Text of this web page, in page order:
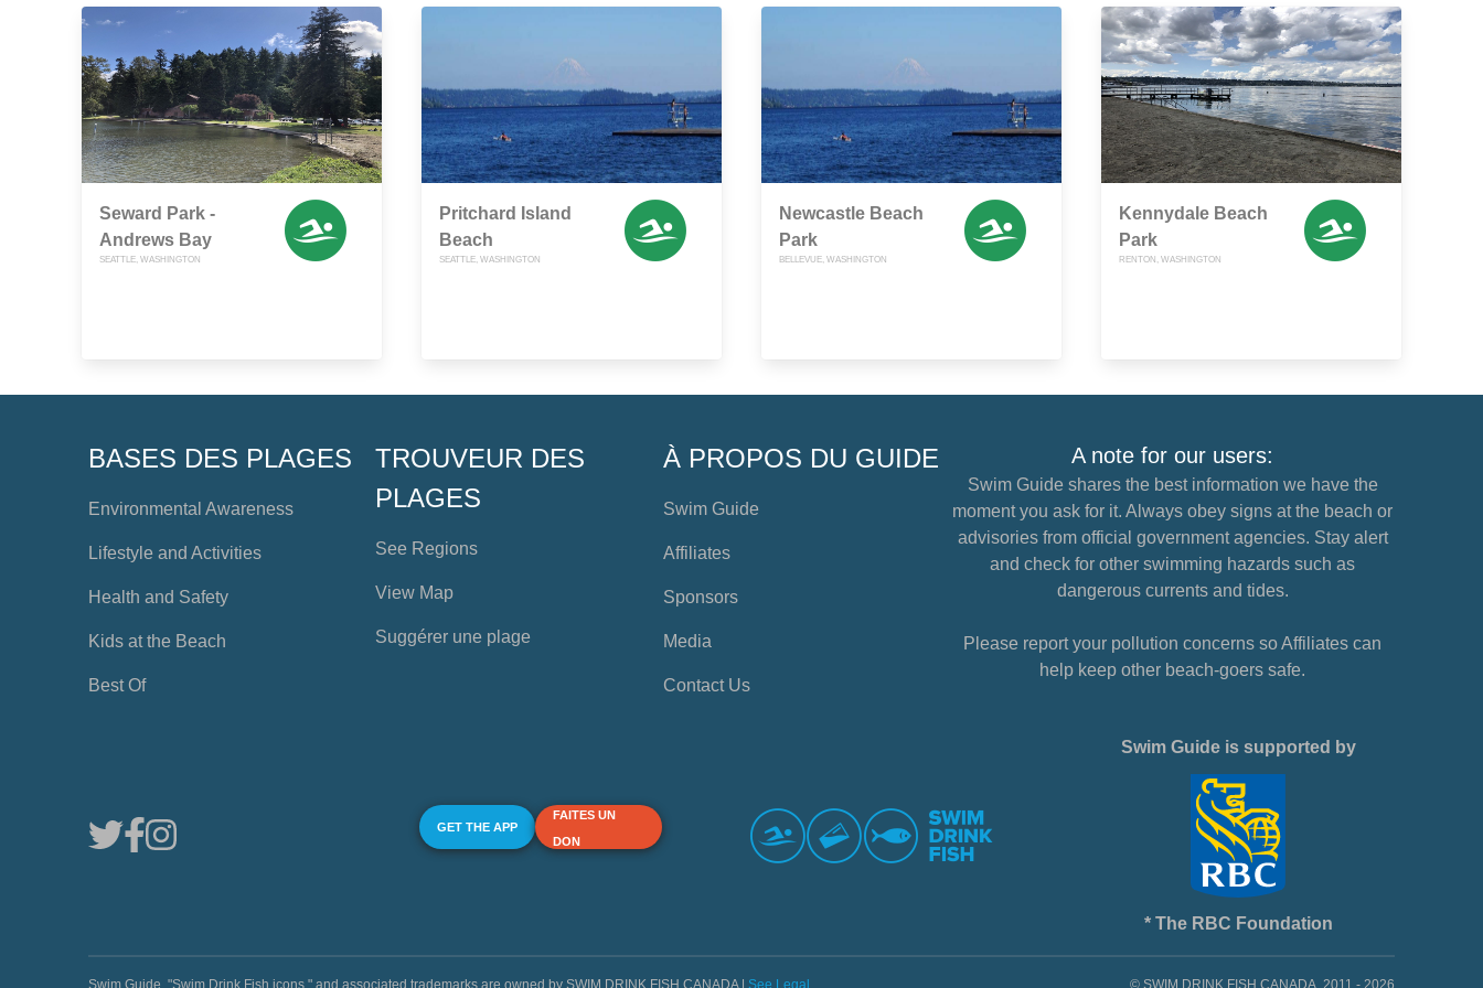
Seward Park -
Andrews Bay
SEATTLE, WASHINGTON
Pritchard Island
Beach
SEATTLE, WASHINGTON
Newcastle Beach
Park
BELLEVUE, WASHINGTON
Kennydale Beach
Park
RENTON, WASHINGTON
BASES DES PLAGES
Environmental Awareness
Lifestyle and Activities
Health and Safety
Kids at the Beach
Best Of
TROUVEUR DES
PLAGES
See Regions
View Map
Suggérer une plage
À PROPOS DU GUIDE
Swim Guide
Affiliates
Sponsors
Media
Contact Us
A note for our users:
Swim Guide shares the best information we have the
moment you ask for it. Always obey signs at the beach or
advisories from official government agencies. Stay alert
and check for other swimming hazards such as
dangerous currents and tides.
Please report your pollution concerns so Affiliates can
help keep other beach-goers safe.
GET THE APP
FAITES UN
DON
Swim Guide is supported by
* The RBC Foundation